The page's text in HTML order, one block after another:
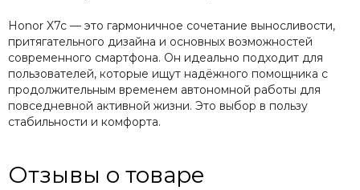
Honor X7c — это гармоничное сочетание выносливости,
притягательного дизайна и основных возможностей
современного смартфона. Он идеально подходит для
пользователей, которые ищут надёжного помощника с
продолжительным временем автономной работы для
повседневной активной жизни. Это выбор в пользу
стабильности и комфорта.
Отзывы о товаре